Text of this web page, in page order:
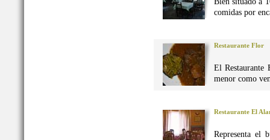
comidas por
Restaurante Flor
El Restaurante
menor como
Restaurante El
Representa el